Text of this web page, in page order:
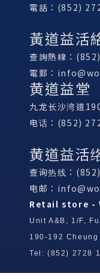
電話：(852)
黃道益活
查詢熱線：
電郵：
黄道益堂
九龙长沙湾道
电话：(852)
黄道益活
查询热线：
电邮：
Retail store -
Unit A&B, 1/F,
190-192
Tel: (852) 2728